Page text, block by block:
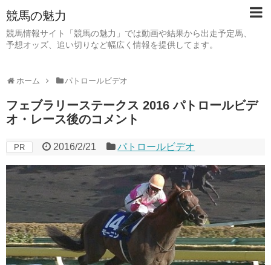
競馬の魅力
競馬情報サイト「競馬の魅力」では動画や結果から出走予定馬、
予想オッズ、追い切りなど幅広く情報を提供してます。
ホーム パトロールビデオ
フェブラリーステークス 2016 パトロールビデ
オ・レース後のコメント
PR 2016/2/21 パトロールビデオ